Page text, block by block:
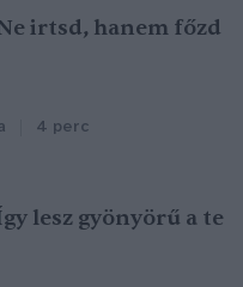
irtsd, hanem főzd
4 perc
lesz gyönyörű a te